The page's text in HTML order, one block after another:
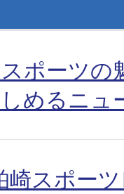
ポーツ
めるニュ
崎スポー